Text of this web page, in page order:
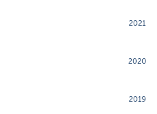
2021
2020
2019